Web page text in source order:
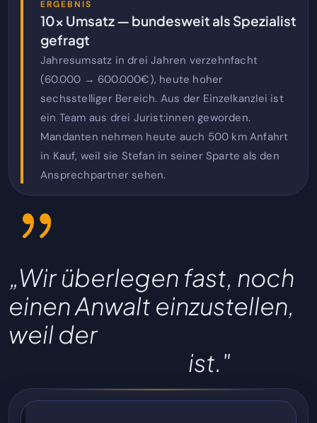
ERGEBNIS
10× Umsatz — bundesweit als Spezialist
gefragt
Jahresumsatz in drei Jahren verzehnfacht
(60.000 → 600.000€), heute hoher
sechsstelliger Bereich. Aus der Einzelkanzlei ist
ein Team aus drei Jurist:innen geworden.
Mandanten nehmen heute auch 500 km Anfahrt
in Kauf, weil sie Stefan in seiner Sparte als den
Ansprechpartner sehen.
„Wir überlegen fast, noch
einen Anwalt einzustellen,
weil der
ist."